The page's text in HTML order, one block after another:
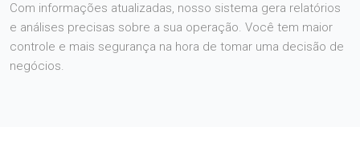
Com informações atualizadas, nosso sistema gera relatórios
e análises precisas sobre a sua operação. Você tem maior
controle e mais segurança na hora de tomar uma decisão de
negócios.